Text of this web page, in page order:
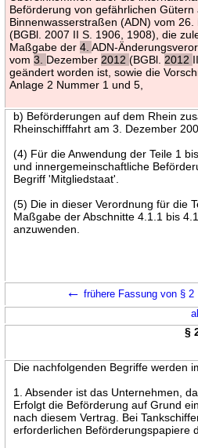
Beförderung von gefährlichen Gütern
Binnenwasserstraßen (ADN) vom 26.
(BGBl. 2007 II S. 1906, 1908), die
Maßgabe der4.ADN-
vom3. Dezember 2012(BGBl. 2012
geändert worden ist, sowie die
Anlage 2 Nummer 1 und 5,
b) Beförderungen auf dem Rhein
Rheinschifffahrt am 3. Dezember
(4) Für die Anwendung der Teile 1
und innergemeinschaftliche
Begriff 'Mitgliedstaat'.
(5) Die in dieser Verordnung für die
Maßgabe der Abschnitte 4.1.1 bis
anzuwenden.
← frühere Fassung von § 2
§
Die nachfolgenden Begriffe werden
1. Absender ist das Unternehmen,
Erfolgt die Beförderung auf Grund
nach diesem Vertrag. Bei
erforderlichen Beförderungspapiere